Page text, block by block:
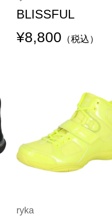
BLISSFUL
¥8,800 （税込）
ryka